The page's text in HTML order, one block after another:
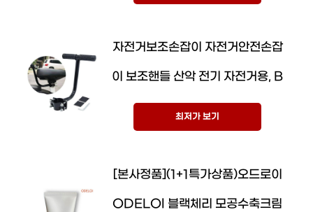
자전거보조손잡이 자전거안전손잡
이 보조핸들 산악 전기 자전거용, B
최저가 보기
[본사정품](1+1특가상품)오드로이
ODELOl 블랙체리 모공수축크림